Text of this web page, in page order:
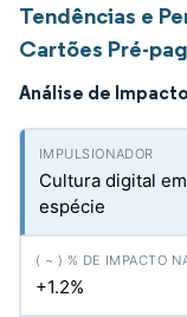
Tendências e
Cartões Pré-
Análise de
Cultura digital
espécie
+1.2%